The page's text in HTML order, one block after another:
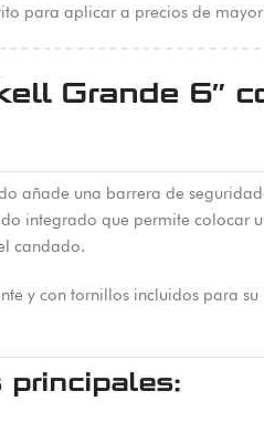
para aplicar a precios de
Grande 6″
añade una barrera de
integrado que permite
candado.
y con tornillos incluidos para
principales: